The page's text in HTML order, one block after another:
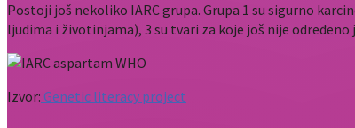
Postoji još nekoliko IARC grupa. Grupa 1 su sigurno
ljudima i životinjama), 3 su tvari za koje još nije
Izvor: Genetic literacy project